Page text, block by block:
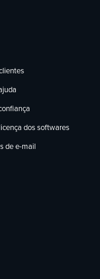
dos softwares
de e-mail